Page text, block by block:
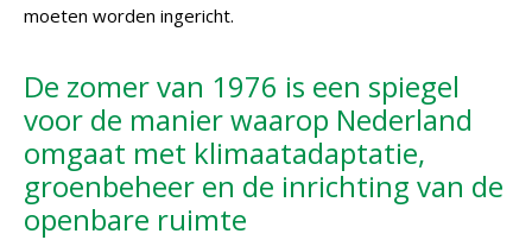
moeten worden ingericht.
De zomer van 1976 is een spiegel
voor de manier waarop Nederland
omgaat met klimaatadaptatie,
groenbeheer en de inrichting van de
openbare ruimte